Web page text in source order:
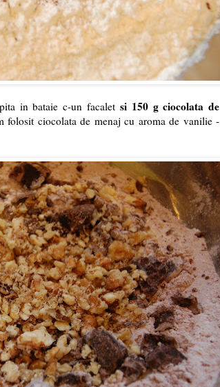
in bataie c-un facaletsi 150 g ciocolata de
ciocolata de menaj cu aroma de vanilie -